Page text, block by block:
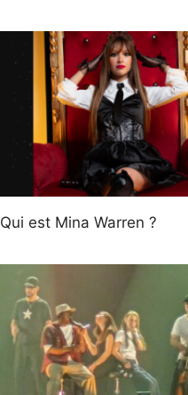
Qui est Mina Warren ?